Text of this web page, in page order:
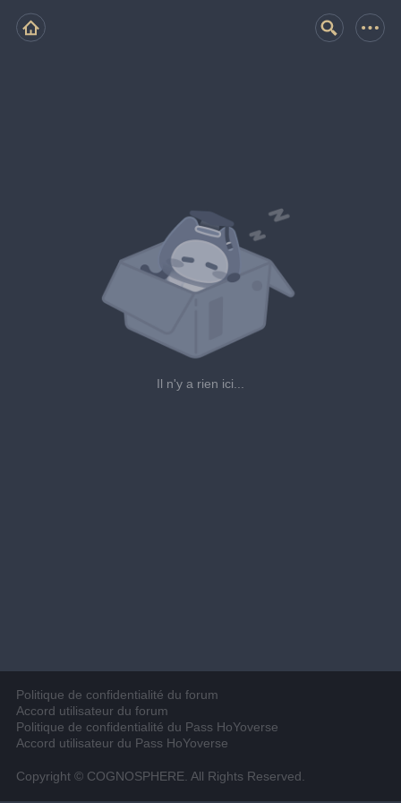
Il n'y a rien ici...
Politique de confidentialité du forum
Accord utilisateur du forum
Politique de confidentialité du Pass HoYoverse
Accord utilisateur du Pass HoYoverse
Copyright © COGNOSPHERE. All Rights Reserved.